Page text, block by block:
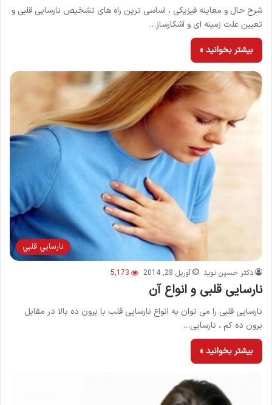
شرح حال و معاینه فیزیکی ، اساسی ترین راه های تشخیص نارسایی قلبی و
تعیین علت زمینه ای و آشکارساز…
بیشتر بخوانید »
نارسايي قلبي
دکتر حسین نوید آوریل 28, 2014 5,173
نارسایی قلبی و انواع آن
نارسایی قلبی را می توان به انواع نارسایی قلب با برون ده بالا در مقابل
برون ده کم ، نارسایی…
بیشتر بخوانید »